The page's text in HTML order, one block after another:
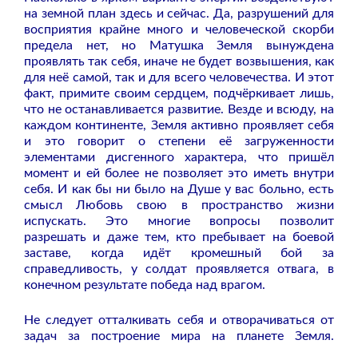
на земной план здесь и сейчас. Да, разрушений для
восприятия крайне много и человеческой скорби
предела нет, но Матушка Земля вынуждена
проявлять так себя, иначе не будет возвышения, как
для неё самой, так и для всего человечества. И этот
факт, примите своим сердцем, подчёркивает лишь,
что не останавливается развитие. Везде и всюду, на
каждом континенте, Земля активно проявляет себя
и это говорит о степени её загруженности
элементами дисгенного характера, что пришёл
момент и ей более не позволяет это иметь внутри
себя. И как бы ни было на Душе у вас больно, есть
смысл Любовь свою в пространство жизни
испускать. Это многие вопросы позволит
разрешать и даже тем, кто пребывает на боевой
заставе, когда идёт кромешный бой за
справедливость, у солдат проявляется отвага, в
конечном результате победа над врагом.
Не следует отталкивать себя и отворачиваться от
задач за построение мира на планете Земля.